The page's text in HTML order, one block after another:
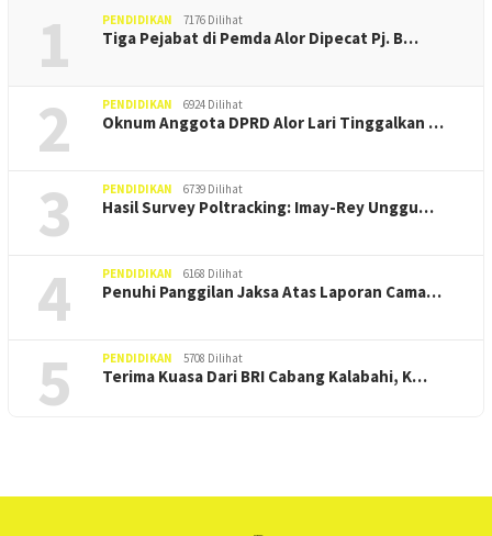
1 PENDIDIKAN 7176 Dilihat
Tiga Pejabat di Pemda Alor Dipecat Pj. B…
2 PENDIDIKAN 6924 Dilihat
Oknum Anggota DPRD Alor Lari Tinggalkan …
3 PENDIDIKAN 6739 Dilihat
Hasil Survey Poltracking: Imay-Rey Unggu…
4 PENDIDIKAN 6168 Dilihat
Penuhi Panggilan Jaksa Atas Laporan Cama…
5 PENDIDIKAN 5708 Dilihat
Terima Kuasa Dari BRI Cabang Kalabahi, K…